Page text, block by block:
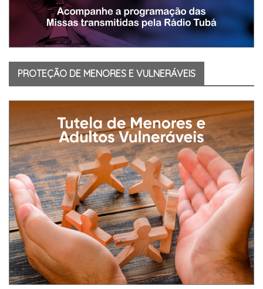
PROTEÇÃO DE MENORES E VULNERÁVEIS